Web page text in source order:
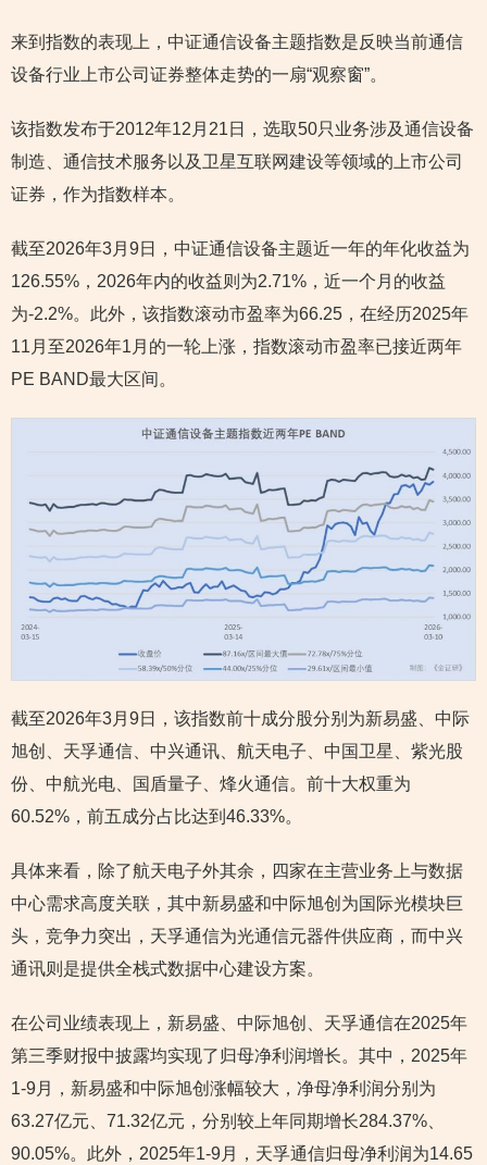
来到指数的表现上，中证通信设备主题指数是反映当前通信
设备行业上市公司证券整体走势的一扇“观察窗”。
该指数发布于2012年12月21日，选取50只业务涉及通信设备
制造、通信技术服务以及卫星互联网建设等领域的上市公司
证券，作为指数样本。
截至2026年3月9日，中证通信设备主题近一年的年化收益为
126.55%，2026年内的收益则为2.71%，近一个月的收益
为-2.2%。此外，该指数滚动市盈率为66.25，在经历2025年
11月至2026年1月的一轮上涨，指数滚动市盈率已接近两年
PE BAND最大区间。
截至2026年3月9日，该指数前十成分股分别为新易盛、中际
旭创、天孚通信、中兴通讯、航天电子、中国卫星、紫光股
份、中航光电、国盾量子、烽火通信。前十大权重为
60.52%，前五成分占比达到46.33%。
具体来看，除了航天电子外其余，四家在主营业务上与数据
中心需求高度关联，其中新易盛和中际旭创为国际光模块巨
头，竞争力突出，天孚通信为光通信元器件供应商，而中兴
通讯则是提供全栈式数据中心建设方案。
在公司业绩表现上，新易盛、中际旭创、天孚通信在2025年
第三季财报中披露均实现了归母净利润增长。其中，2025年
1-9月，新易盛和中际旭创涨幅较大，净母净利润分别为
63.27亿元、71.32亿元，分别较上年同期增长284.37%、
90.05%。此外，2025年1-9月，天孚通信归母净利润为14.65